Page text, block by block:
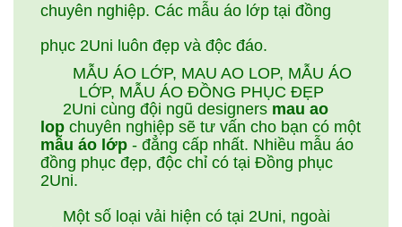
chuyên nghiệp. Các mẫu áo lớp tại đồng
phục 2Uni luôn đẹp và độc đáo.
MẪU ÁO LỚP, MAU AO LOP, MẪU ÁO
LỚP, MẪU ÁO ĐỒNG PHỤC ĐẸP
2Uni cùng đội ngũ designers mau ao
lop chuyên nghiệp sẽ tư vấn cho bạn có một
mẫu áo lớp - đẳng cấp nhất. Nhiều mẫu áo
đồng phục đẹp, độc chỉ có tại Đồng phục
2Uni.
Một số loại vải hiện có tại 2Uni, ngoài